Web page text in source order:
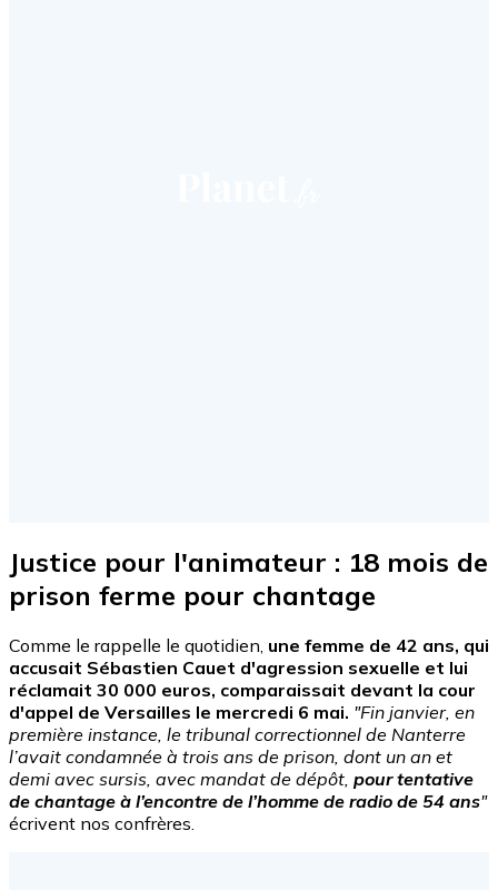
Justice pour l'animateur : 18 mois de
prison ferme pour chantage
Comme le rappelle le quotidien, une femme de 42 ans, qui
accusait Sébastien Cauet d'agression sexuelle et lui
réclamait 30 000 euros, comparaissait devant la cour
d'appel de Versailles le mercredi 6 mai. "Fin janvier, en
première instance, le tribunal correctionnel de Nanterre
l’avait condamnée à trois ans de prison, dont un an et
demi avec sursis, avec mandat de dépôt, pour tentative
de chantage à l’encontre de l’homme de radio de 54 ans"
écrivent nos confrères.